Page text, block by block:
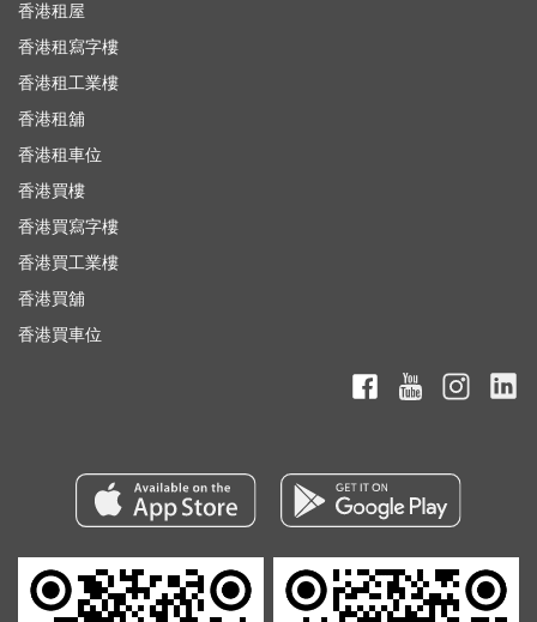
香港租屋
香港租寫字樓
香港租工業樓
香港租舖
香港租車位
香港買樓
香港買寫字樓
香港買工業樓
香港買舖
香港買車位